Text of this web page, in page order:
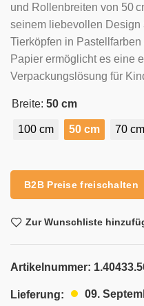
und Rollenbreiten von 50
seinem liebevollen
Tierköpfen in Pastellfarben
Papier ermöglicht es eine
Verpackungslösung für
Breite: 50 cm
100 cm 50 cm 70 cm
B2B Preise freischalten
Zur Wunschliste
Artikelnummer:
Lieferung: 09.